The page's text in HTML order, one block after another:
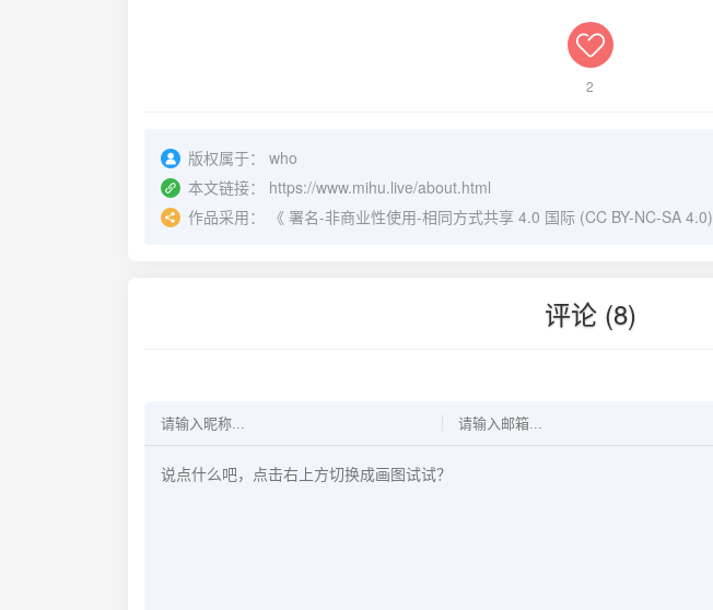
2
版权属于：
who
本文链接：
https://www.mihu.live/about.html
作品采用：
《 署名-非商业性使用-相同方式共享 4.0 国际 (CC BY-NC-SA 4.0)
评论 (8)